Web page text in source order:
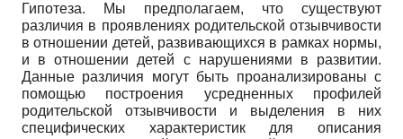
Гипотеза. Мы предполагаем, что существуют
различия в проявлениях родительской отзывчивости
в отношении детей, развивающихся в рамках нормы,
и в отношении детей с нарушениями в развитии.
Данные различия могут быть проанализированы с
помощью построения усредненных профилей
родительской отзывчивости и выделения в них
специфических характеристик для описания